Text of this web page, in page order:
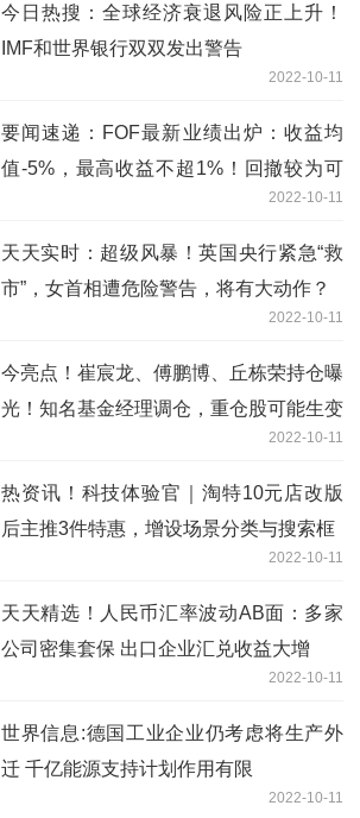
今日热搜：全球经济衰退风险正上升！
IMF和世界银行双双发出警告
2022-10-11
要闻速递：FOF最新业绩出炉：收益均
值-5%，最高收益不超1%！回撤较为可
2022-10-11
天天实时：超级风暴！英国央行紧急“救
市”，女首相遭危险警告，将有大动作？
2022-10-11
今亮点！崔宸龙、傅鹏博、丘栋荣持仓曝
光！知名基金经理调仓，重仓股可能生变
2022-10-11
热资讯！科技体验官｜淘特10元店改版
后主推3件特惠，增设场景分类与搜索框
2022-10-11
天天精选！人民币汇率波动AB面：多家
公司密集套保 出口企业汇兑收益大增
2022-10-11
世界信息:德国工业企业仍考虑将生产外
迁 千亿能源支持计划作用有限
2022-10-11